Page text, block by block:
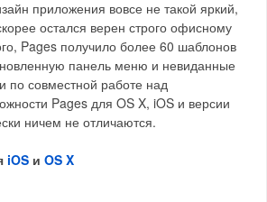
приложения вовсе не такой яркий,
остался верен строго офисному
Pages получило более 60 шаблонов
панель меню и невиданные
по совместной работе над
Pages для OS X, iOS и версии
ничем не отличаются.
iOS иOS X